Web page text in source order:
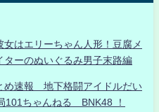
はエリーちゃん人形！豆腐メ
ターのぬいぐるみ男子末路編
め速報 地下格闘アイドルだい
ちゃんねる BNK48 ！